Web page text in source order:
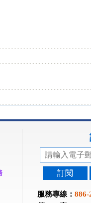
訂閱
服務專線： 886-